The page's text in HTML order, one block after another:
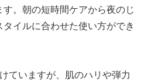
。朝の短時間ケアから夜のじ
イルに合わせた使い方ができ
ていますが、肌のハリや弾力